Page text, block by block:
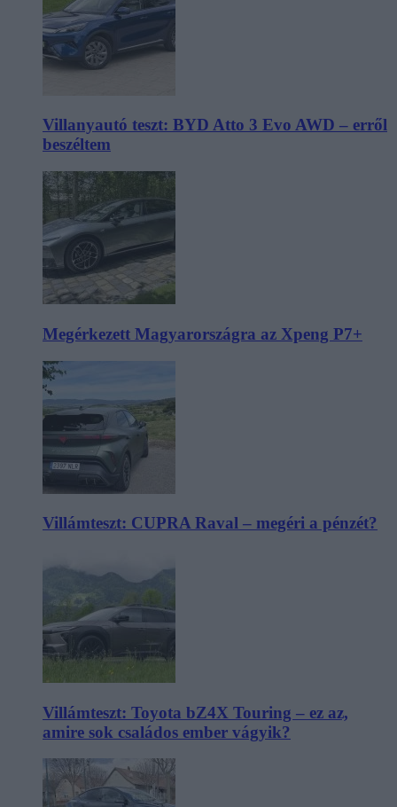
Villanyautó teszt: BYD Atto 3 Evo AWD – erről
beszéltem
Megérkezett Magyarországra az Xpeng P7+
Villámteszt: CUPRA Raval – megéri a pénzét?
Villámteszt: Toyota bZ4X Touring – ez az,
amire sok családos ember vágyik?